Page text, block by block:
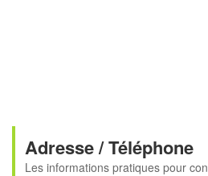
Adresse / Téléphone
Les informations pratiques pour